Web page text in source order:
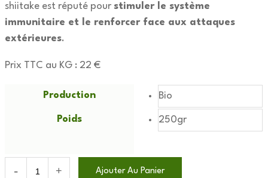
shiitake est réputé pour stimuler le système
immunitaire et le renforcer face aux attaques
extérieures.
Prix TTC au KG : 22 €
Production Bio
Poids 250gr
Shiitakes
Ajouter Au Panier